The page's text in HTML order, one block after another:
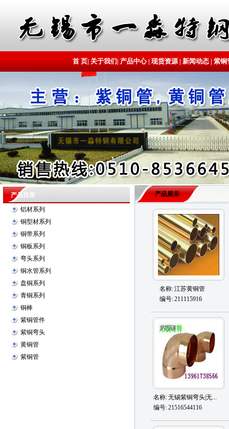
首 页| 关于我们| 产品中心| 现货资源| 新闻动态 | 紫铜
产品目录
铝材系列
铜型材系列
铜带系列
铜板系列
弯头系列
铜水管系列
盘铜系列
青铜系列
铜棒
紫铜管件
紫铜弯头
黄铜管
紫铜管
产品展示
名称:江苏黄铜管
编号:211115916
名称:无锡紫铜弯头|无...
编号:21516544116